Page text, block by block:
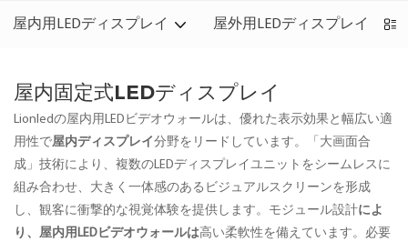
屋内用LEDディスプレイ 屋外用LEDディスプレイ
屋内固定式LEDディスプレイ
Lionledの屋内用LEDビデオウォールは、優れた表示効果と幅広い適
用性で屋内ディスプレイ 分野をリードしています。「大画面合
成」技術により、複数のLEDディスプレイユニットをシームレスに
組み合わせ、大きく一体感のあるビジュアルスクリーンを形成
し、観客に衝撃的な視覚体験を提供します。モジュール設計によ
り、屋内用LEDビデオウォールは高い柔軟性を備えています。必要